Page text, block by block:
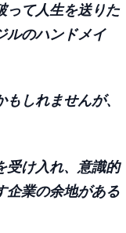
って人生を送りた
ルのハンドメイ
しれませんが、
受け入れ、意識的
企業の余地がある